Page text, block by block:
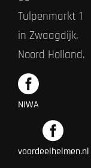
Tulpenmarkt 1
in Zwaagdijk,
Noord Holland.
NIWA
voordeelhelmen.nl